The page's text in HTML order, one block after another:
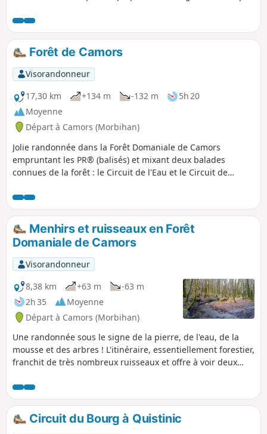
Ruisseau de Trideur complètent le tableau.
Forêt de Camors
Visorandonneur
17,30 km
+134 m -132 m
5h 20
Moyenne
Départ à Camors (Morbihan)
Jolie randonnée dans la Forêt Domaniale de Camors
empruntant les PR® (balisés) et mixant deux balades
connues de la forêt : le Circuit de l'Eau et le Circuit de
idéale lors des fortes chaleurs. Profitez de ces multiples
petits plans d'eau, ruisseaux, fontaines, menhirs qui
décorent cette belle vallée des Korrigans !
Menhirs et ruisseaux en Forêt
Domaniale de Camors
Visorandonneur
8,38 km
+63 m
-63 m
2h 35
Moyenne
Départ à Camors (Morbihan)
Une randonnée sous le signe de la pierre, de l'eau, de la
mousse et des arbres ! L'itinéraire, essentiellement forestier,
franchit de très nombreux ruisseaux et offre à voir deux
Circuit du Bourg à Quistinic